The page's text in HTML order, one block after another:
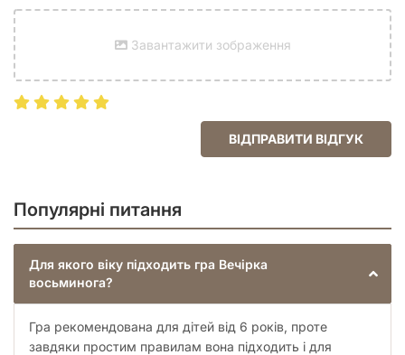
Завантажити зображення
ВІДПРАВИТИ ВІДГУК
Популярні питання
Для якого віку підходить гра Вечірка
восьминога?
Гра рекомендована для дітей від 6 років, проте
завдяки простим правилам вона підходить і для